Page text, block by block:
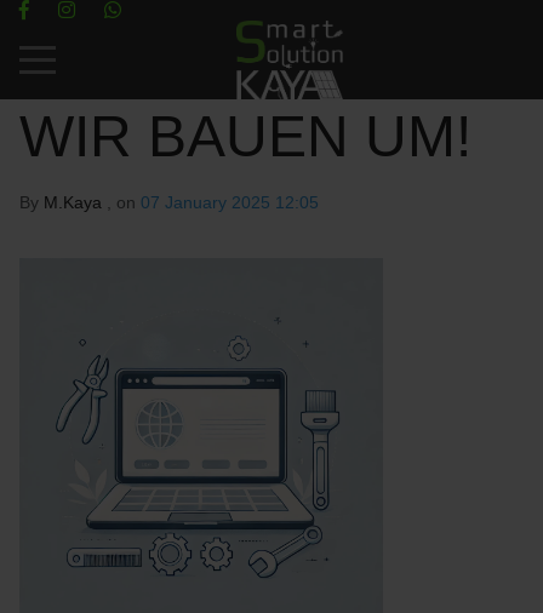
Mobile Menu Toggle
WIR BAUEN UM!
By M.Kaya , on 07 January 2025 12:05